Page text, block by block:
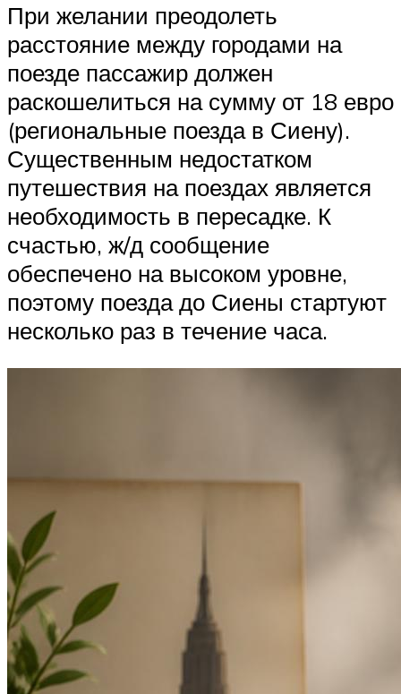
При желании преодолеть
расстояние между городами на
поезде пассажир должен
раскошелиться на сумму от 18 евро
(региональные поезда в Сиену).
Существенным недостатком
путешествия на поездах является
необходимость в пересадке. К
счастью, ж/д сообщение
обеспечено на высоком уровне,
поэтому поезда до Сиены стартуют
несколько раз в течение часа.